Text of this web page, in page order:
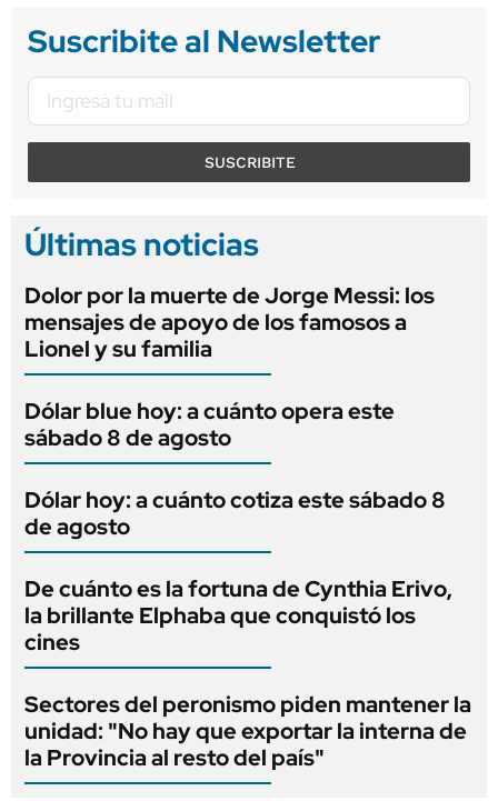
Suscribite al Newsletter
SUSCRIBITE
Últimas noticias
Dolor por la muerte de Jorge Messi: los
mensajes de apoyo de los famosos a
Lionel y su familia
Dólar blue hoy: a cuánto opera este
sábado 8 de agosto
Dólar hoy: a cuánto cotiza este sábado 8
de agosto
De cuánto es la fortuna de Cynthia Erivo,
la brillante Elphaba que conquistó los
cines
Sectores del peronismo piden mantener la
unidad: "No hay que exportar la interna de
la Provincia al resto del país"